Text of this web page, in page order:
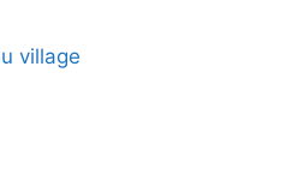
village